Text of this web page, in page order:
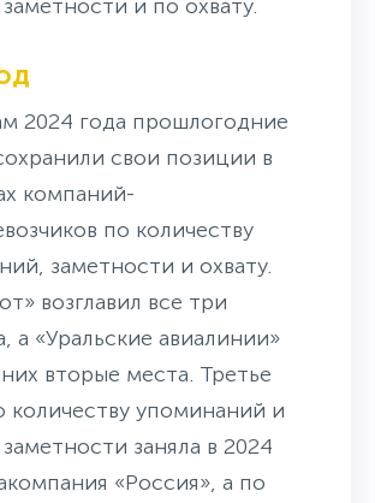
и по охвату.
2024 года прошлогодние
свои позиции в
компаний-
по количеству
заметности и охвату.
возглавил все три
а «Уральские авиалинии»
вторые места. Третье
количеству упоминаний и
заняла в 2024
«Россия», а по